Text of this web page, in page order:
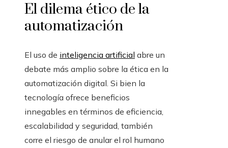
El dilema ético de la
automatización
El uso de inteligencia artificial abre un
debate más amplio sobre la ética en la
automatización digital. Si bien la
tecnología ofrece beneficios
innegables en términos de eficiencia,
escalabilidad y seguridad, también
corre el riesgo de anular el rol humano